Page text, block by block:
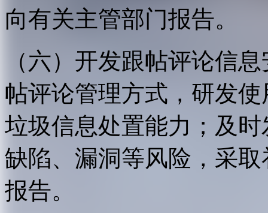
向有关主管部门报告。
（六）开发跟帖评论信
帖评论管理方式，研发
垃圾信息处置能力；及
缺陷、漏洞等风险，采
报告。